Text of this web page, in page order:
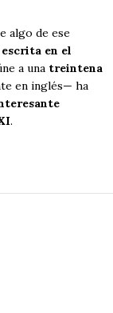
algo de ese
escrita en el
a una treintena
en inglés— ha
.